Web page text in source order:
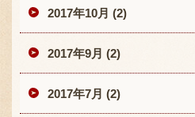
2017年10月 (2)
2017年9月 (2)
2017年7月 (2)